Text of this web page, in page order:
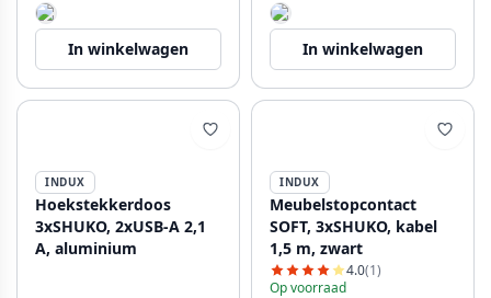
In winkelwagen In winkelwagen
INDUX
Hoekstekkerdoos
3xSHUKO, 2xUSB-A 2,1
A, aluminium
INDUX
Meubelstopcontact
SOFT, 3xSHUKO, kabel
1,5 m, zwart
4.0(1)
Op voorraad